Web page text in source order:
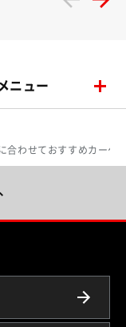
ニュー
合わせておすすめカーケ